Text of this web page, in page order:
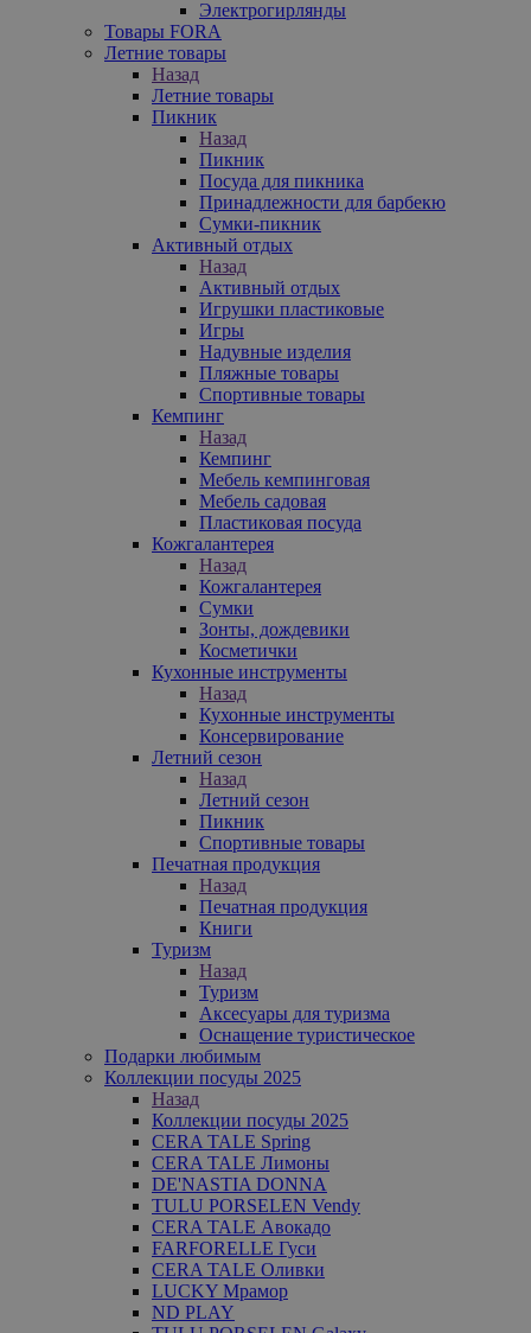
Электрогирлянды
Товары FORA
Летние товары
Назад
Летние товары
Пикник
Назад
Пикник
Посуда для пикника
Принадлежности для барбекю
Сумки-пикник
Активный отдых
Назад
Активный отдых
Игрушки пластиковые
Игры
Надувные изделия
Пляжные товары
Спортивные товары
Кемпинг
Назад
Кемпинг
Мебель кемпинговая
Мебель садовая
Пластиковая посуда
Кожгалантерея
Назад
Кожгалантерея
Сумки
Зонты, дождевики
Косметички
Кухонные инструменты
Назад
Кухонные инструменты
Консервирование
Летний сезон
Назад
Летний сезон
Пикник
Спортивные товары
Печатная продукция
Назад
Печатная продукция
Книги
Туризм
Назад
Туризм
Аксесуары для туризма
Оснащение туристическое
Подарки любимым
Коллекции посуды 2025
Назад
Коллекции посуды 2025
CERA TALE Spring
CERA TALE Лимоны
DE'NASTIA DONNA
TULU PORSELEN Vendy
CERA TALE Авокадо
FARFORELLE Гуси
CERA TALE Оливки
LUCKY Мрамор
ND PLAY